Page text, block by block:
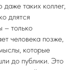
даже таких коллег,
длятся
– только
человека позже,
которые
до публики. Это